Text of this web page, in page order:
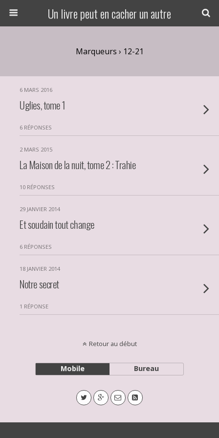
Un livre peut en cacher un autre
Marqueurs › 12-21
6 MARS 2016
Uglies, tome 1
6 RÉPONSES
2 MARS 2015
La Maison de la nuit, tome 2 : Trahie
10 RÉPONSES
29 JANVIER 2014
Et soudain tout change
6 RÉPONSES
18 JANVIER 2014
Notre secret
1 RÉPONSE
Retour au début
Mobile Bureau